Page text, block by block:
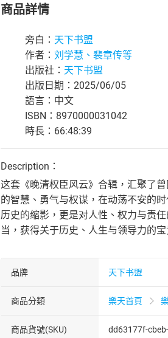
商品詳情
旁白： 天下书盟
作者： 刘学慧、裴章传等
出版社： 天下书盟
出版日期：2025/06/05
語言：中文
ISBN：8970000031042
時長：66:48:39
Description：
这套《晚清权臣风云》合辑，汇聚了
的智慧、勇气与权谋，在动荡不安的
历史的缩影，更是对人性、权力与责
当，获得关于历史、人生与领导力的宝
品牌 天下书盟
商品分類 樂天首頁
商品貨號(SKU) dd63177f-